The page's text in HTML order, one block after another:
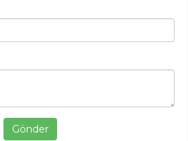
Gönder